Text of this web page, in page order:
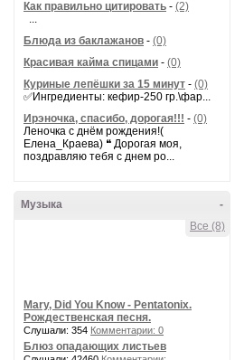
Как правильно цитировать - (2)
...
Блюда из баклажанов - (0)
Красивая кайма спицами - (0)
Куриные лепёшки за 15 минут - (0)
✅Ингредиенты: кефир-250 гр.\фар...
Ирэночка, спасибо, дорогая!!! - (0)
Леночка с днём рождения!(
Елена_Краева) ❝ Дорогая моя,
поздравляю тебя с днем ро...
-
Музыка
Все (8)
Mary, Did You Know - Pentatonix.
Рождественская песня.
Слушали: 354 Комментарии: 0
Блюз опадающих листьев